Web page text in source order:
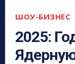
ШОУ-БИЗНЕС
2025: